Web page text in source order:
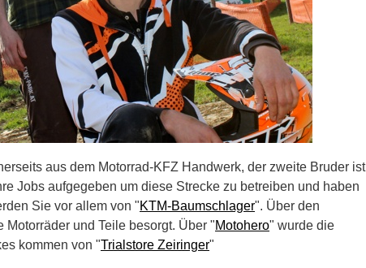
aus dem Motorrad-KFZ Handwerk, der zweite Bruder ist
Jobs aufgegeben um diese Strecke zu betreiben und haben
Sie vor allem von "KTM-Baumschlager". Über den
und Teile besorgt. Über "Motohero" wurde die
kommen von "Trialstore Zeiringer"